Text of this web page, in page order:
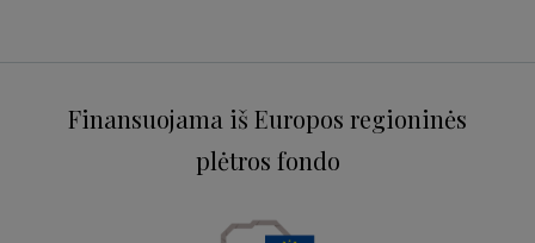
Finansuojama iš Europos regioninės
plėtros fondo